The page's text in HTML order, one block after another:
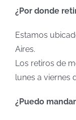
¿Por donde
Estamos
Aires.
Los retiros de
lunes a viernes
¿Puedo